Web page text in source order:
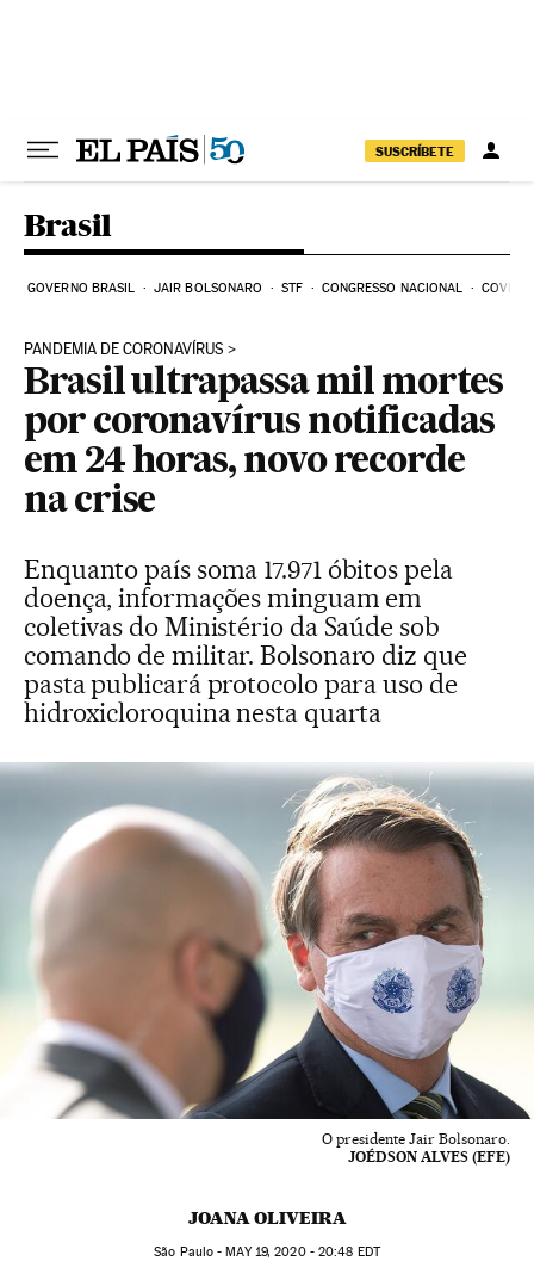
SUSCRÍBETE
Brasil
GOVERNO BRASIL JAIR BOLSONARO STF CONGRESSO NACIONAL COVID-
PANDEMIA DE CORONAVÍRUS
Brasil ultrapassa mil mortes
por coronavírus notificadas
em 24 horas, novo recorde
na crise
Enquanto país soma 17.971 óbitos pela
doença, informações minguam em
coletivas do Ministério da Saúde sob
comando de militar. Bolsonaro diz que
pasta publicará protocolo para uso de
hidroxicloroquina nesta quarta
O presidente Jair Bolsonaro.
JOÉDSON ALVES (EFE)
JOANA OLIVEIRA
São Paulo -MAY19, 2020 - 20:48 EDT